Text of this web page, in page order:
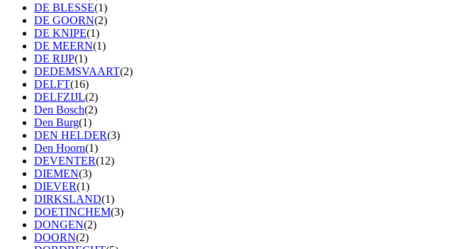
DE BLESSE(1)
DE GOORN(2)
DE KNIPE(1)
DE MEERN(1)
DE RIJP(1)
DEDEMSVAART(2)
DELFT(16)
DELFZIJL(2)
Den Bosch(2)
Den Burg(1)
DEN HELDER(3)
Den Hoorn(1)
DEVENTER(12)
DIEMEN(3)
DIEVER(1)
DIRKSLAND(1)
DOETINCHEM(3)
DONGEN(2)
DOORN(2)